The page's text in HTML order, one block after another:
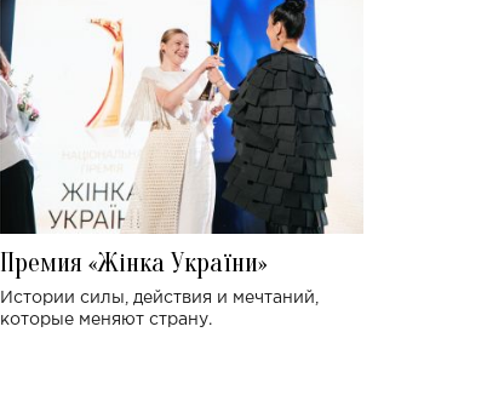
Премия «Жінка України»
Истории силы, действия и мечтаний,
которые меняют страну.